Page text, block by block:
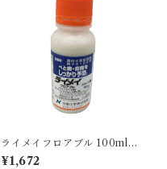
ライメイフロアブル 100ml 1
本
¥1,672